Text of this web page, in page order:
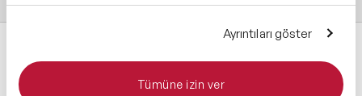
paylaşabiliriz. İş ortaklarımız, bu bilgileri kendilerine
sağladığınız veya hizmetlerini kullanırken topladıkları
Ayrıntıları göster
Tümüne izin ver